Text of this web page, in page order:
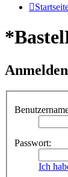
Anmelden
Passwort:
Ich